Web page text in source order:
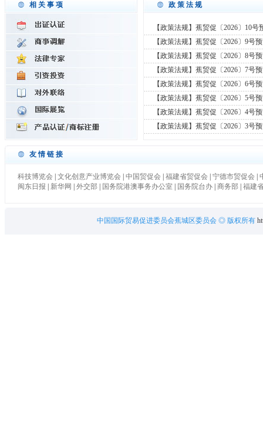
相关事项 政策法规
【政策法规】蕉贸促〔2026〕10号
【政策法规】蕉贸促〔2026〕9号
【政策法规】蕉贸促〔2026〕8号
【政策法规】蕉贸促〔2026〕7号
【政策法规】蕉贸促〔2026〕6号
【政策法规】蕉贸促〔2026〕5号
【政策法规】蕉贸促〔2026〕4号
【政策法规】蕉贸促〔2026〕3号
友情链接
科技博览会| 文化创意产业博览会| 中国贸促会| 福建省贸促会| 宁德市贸促会|
闽东日报
新华网 外交部| 国务院港澳事务办公室| 国务院台办| 商务部 福建
中国国际贸易促进委员会蕉城区委员会 ◎ 版权所有